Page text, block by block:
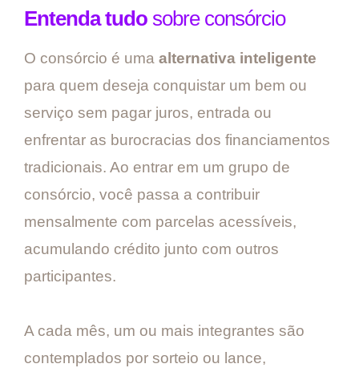
Entenda tudo sobre consórcio
O consórcio é uma alternativa inteligente
para quem deseja conquistar um bem ou
serviço sem pagar juros, entrada ou
enfrentar as burocracias dos financiamentos
tradicionais. Ao entrar em um grupo de
consórcio, você passa a contribuir
mensalmente com parcelas acessíveis,
acumulando crédito junto com outros
participantes.
A cada mês, um ou mais integrantes são
contemplados por sorteio ou lance,